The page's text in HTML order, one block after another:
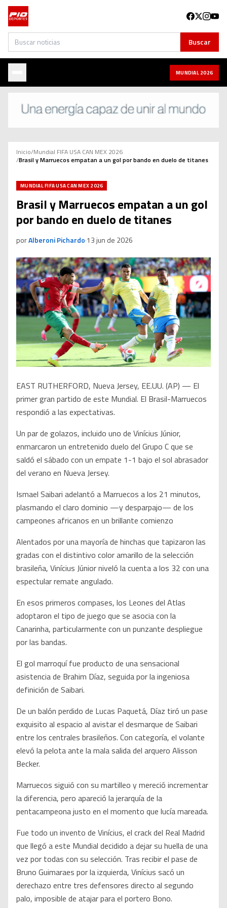
Buscar Buscar
MUNDIAL 2026
Inicio/Mundial FIFA USA CAN MEX 2026
/Brasil y Marruecos empatan a un gol por bando en duelo de titanes
MUNDIAL FIFA USA CAN MEX 2026
Brasil y Marruecos empatan a un gol
por bando en duelo de titanes
porAlberoni Pichardo·13 jun de 2026
EAST RUTHERFORD, Nueva Jersey, EE.UU. (AP) — El
primer gran partido de este Mundial. El Brasil-Marruecos
respondió a las expectativas.
Un par de golazos, incluido uno de Vinícius Júnior,
enmarcaron un entretenido duelo del Grupo C que se
saldó el sábado con un empate 1-1 bajo el sol abrasador
del verano en Nueva Jersey.
Ismael Saibari adelantó a Marruecos a los 21 minutos,
plasmando el claro dominio —y desparpajo— de los
campeones africanos en un brillante comienzo
Alentados por una mayoría de hinchas que tapizaron las
gradas con el distintivo color amarillo de la selección
brasileña, Vinícius Júnior niveló la cuenta a los 32 con una
espectular remate angulado.
En esos primeros compases, los Leones del Atlas
adoptaron el tipo de juego que se asocia con la
Canarinha, particularmente con un punzante despliegue
por las bandas.
El gol marroquí fue producto de una sensacional
asistencia de Brahim Díaz, seguida por la ingeniosa
definición de Saibari.
De un balón perdido de Lucas Paquetá, Díaz tiró un pase
exquisito al espacio al avistar el desmarque de Saibari
entre los centrales brasileños. Con categoría, el volante
elevó la pelota ante la mala salida del arquero Alisson
Becker.
Marruecos siguió con su martilleo y mereció incrementar
la diferencia, pero apareció la jerarquía de la
pentacampeona justo en el momento que lucía mareada.
Fue todo un invento de Vinícius, el crack del Real Madrid
que llegó a este Mundial decidido a dejar su huella de una
vez por todas con su selección. Tras recibir el pase de
Bruno Guimaraes por la izquierda, Vinícius sacó un
derechazo entre tres defensores directo al segundo
palo, imposible de atajar para el portero Bono.